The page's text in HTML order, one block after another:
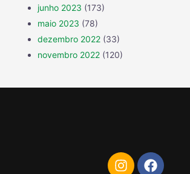
junho 2023 (173)
maio 2023 (78)
dezembro 2022 (33)
novembro 2022 (120)